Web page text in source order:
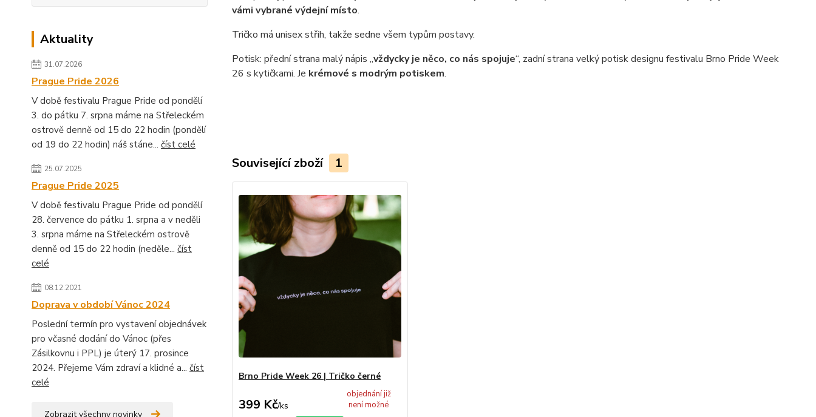
Aktuality
31.07.2026
Prague Pride 2026
V době festivalu Prague Pride od pondělí
3. do pátku 7. srpna máme na Střeleckém
ostrově denně od 15 do 22 hodin (pondělí
od 19 do 22 hodin) náš stáne... číst celé
25.07.2025
Prague Pride 2025
V době festivalu Prague Pride od pondělí
28. července do pátku 1. srpna a v neděli
3. srpna máme na Střeleckém ostrově
denně od 15 do 22 hodin (neděle... číst
celé
08.12.2021
Doprava v období Vánoc 2024
Poslední termín pro vystavení objednávek
pro včasné dodání do Vánoc (přes
Zásilkovnu i PPL) je úterý 17. prosince
2024. Přejeme Vám zdraví a klidné a... číst
celé
Zobrazit všechny novinky
vámi vybrané výdejní místo.
Tričko má unisex střih, takže sedne všem typům postavy.
Potisk: přední strana malý nápis „vždycky je něco, co nás spojuje“, zadní strana velký potisk designu festivalu Brno Pride Week
26 s kytičkami. Je krémové s modrým potiskem.
Související zboží 1
Brno Pride Week 26 | Tričko černé
399 Kč/ks
objednání již
není možné